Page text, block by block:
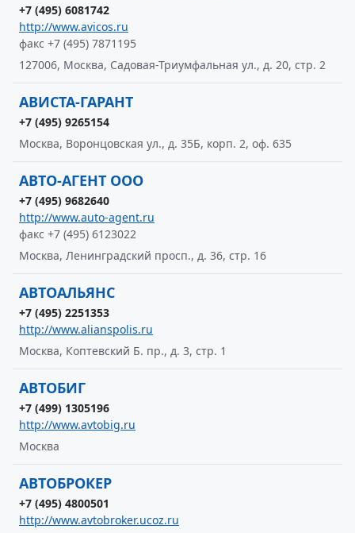
+7 (495) 6081742
http://www.avicos.ru
факс +7 (495) 7871195
127006, Москва, Садовая-Триумфальная ул., д. 20, стр. 2
АВИСТА-ГАРАНТ
+7 (495) 9265154
Москва, Воронцовская ул., д. 35Б, корп. 2, оф. 635
АВТО-АГЕНТ ООО
+7 (495) 9682640
http://www.auto-agent.ru
факс +7 (495) 6123022
Москва, Ленинградский просп., д. 36, стр. 16
АВТОАЛЬЯНС
+7 (495) 2251353
http://www.alianspolis.ru
Москва, Коптевский Б. пр., д. 3, стр. 1
АВТОБИГ
+7 (499) 1305196
http://www.avtobig.ru
Москва
АВТОБРОКЕР
+7 (495) 4800501
http://www.avtobroker.ucoz.ru